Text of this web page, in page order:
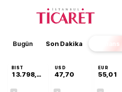
Bugün Son Dakika Finans
BIST
13.798,82
USD
47,70
EUR
55,01